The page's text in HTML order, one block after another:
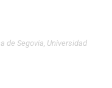
de Segovia, Universidad